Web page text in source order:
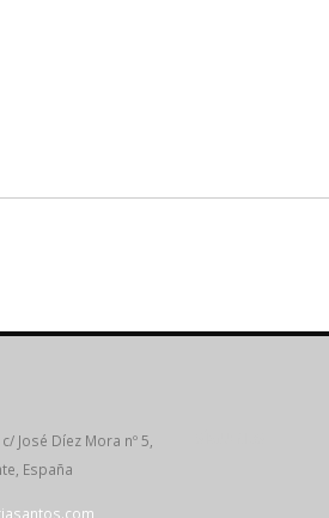
c/ José Díez Mora nº 5,
España